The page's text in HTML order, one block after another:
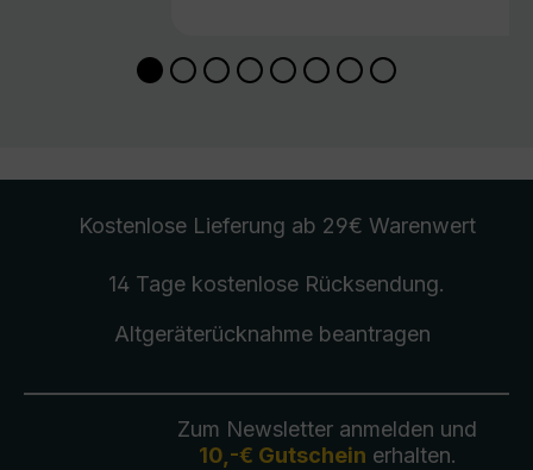
Kostenlose Lieferung ab 29€ Warenwert
14 Tage kostenlose Rücksendung.
Altgeräterücknahmebeantragen
Zum Newsletter anmelden und
10,-€ Gutschein erhalten.